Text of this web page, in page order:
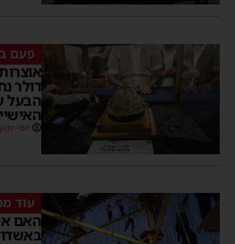
פעם
דולר
הבעל
יוסי
עוד
האם